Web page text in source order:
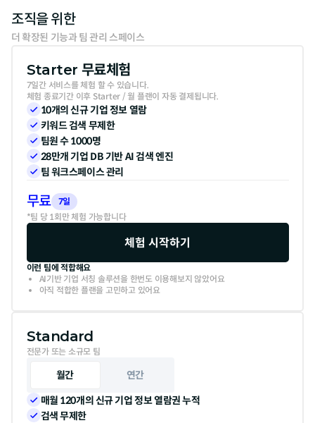
조직을 위한
더 확장된 기능과 팀 관리 스페이스
Starter 무료체험
7일간 서비스를 체험 할 수 있습니다.
체험 종료기간 이후 Starter / 월 플랜이 자동 결제됩니다.
10개의 신규 기업 정보 열람
키워드 검색 무제한
팀원 수 1000명
28만개 기업 DB 기반 AI 검색 엔진
팀 워크스페이스 관리
무료
7일
*팀 당 1회만 체험 가능합니다
체험 시작하기
이런 팀에 적합해요
AI기반 기업 서칭 솔루션을 한번도 이용해보지 않았어요
아직 적합한 플랜을 고민하고 있어요
Standard
전문가 또는 소규모 팀
월간
연간
매월 120개의 신규 기업 정보 열람권 누적
검색 무제한